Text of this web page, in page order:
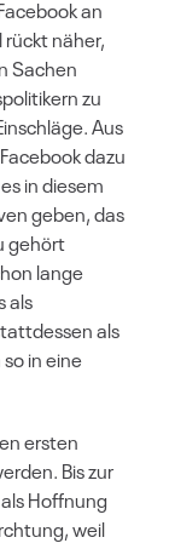
an
näher,
Sachen
zu
Aus
dazu
in diesem
geben, das
gehört
lange
als
als
in eine
ersten
Bis zur
Hoffnung
weil